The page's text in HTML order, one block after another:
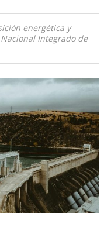
energética y
Integrado de